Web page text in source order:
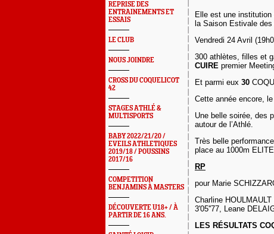
REPRISE DES
ENTRAINEMENTS ET
ESSAIS
LE CLUB
NOUS JOINDRE
CROSS DU COQUELICOT
42
STAGES ATHLÉ &
MULTISPORTS
BABY 2022/21/20 /
EVEILS ATHLETIQUES
2019/18 / POUSSINS
2017/16
COMPETITION
BENJAMINS À MASTERS
DÉCOUVERTE U18+ / À
PARTIR DE 16 ANS.
Elle est une
la Saison Estivale
Vendredi 24 Avril
300 athlètes, filles et
CUIRE premier
Et parmi eux 30
Cette année encore,
Une belle soirée, des
autour de l’Athlé.
Très belle
place au 1000m
RP
pour Marie
Charline
3'05''77, Leane
LES RÉSULTATS